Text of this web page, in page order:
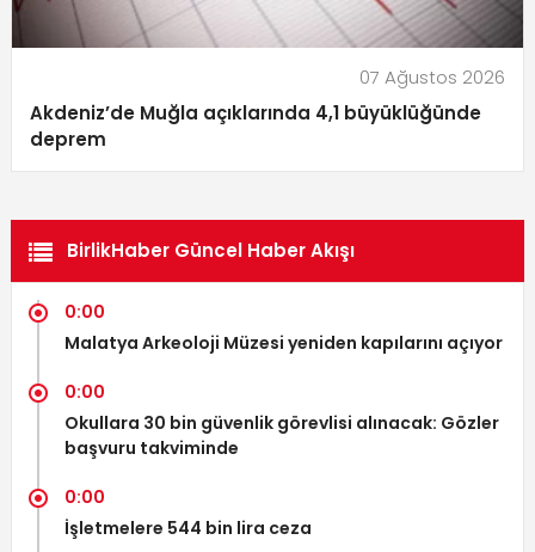
07 Ağustos 2026
Akdeniz’de Muğla açıklarında 4,1 büyüklüğünde
deprem
BirlikHaber Güncel Haber Akışı
0:00
Malatya Arkeoloji Müzesi yeniden kapılarını açıyor
0:00
Okullara 30 bin güvenlik görevlisi alınacak: Gözler
başvuru takviminde
0:00
İşletmelere 544 bin lira ceza